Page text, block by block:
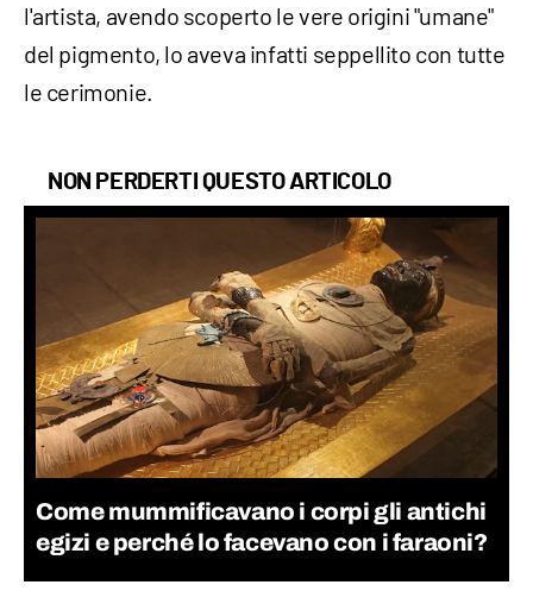
l'artista, avendo scoperto le vere origini "umane"
del pigmento, lo aveva infatti seppellito con tutte
le cerimonie.
NON PERDERTI QUESTO ARTICOLO
Come mummificavano i corpi gli antichi
egizi e perché lo facevano con i faraoni?